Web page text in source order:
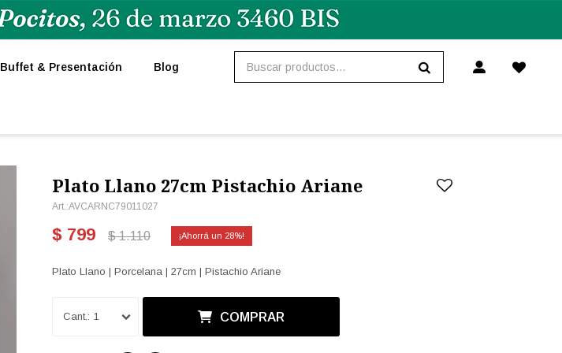
Buffet & Presentación Blog
Plato Llano 27cm Pistachio Ariane
AVCARNC79011027
$ 799 $ 1.110 28
Plato Llano | Porcelana | 27cm | Pistachio Ariane
1 COMPRAR